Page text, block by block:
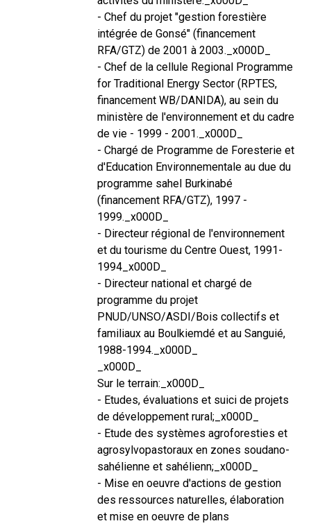
- Chef du projet "gestion forestière
intégrée de Gonsé" (financement
RFA/GTZ) de 2001 à 2003._x000D_
- Chef de la cellule Regional Programme
for Traditional Energy Sector (RPTES,
financement WB/DANIDA), au sein du
ministère de l'environnement et du cadre
de vie - 1999 - 2001._x000D_
- Chargé de Programme de Foresterie et
d'Education Environnementale au due du
programme sahel Burkinabé
(financement RFA/GTZ), 1997 -
1999._x000D_
- Directeur régional de l'environnement
et du tourisme du Centre Ouest, 1991-
1994_x000D_
- Directeur national et chargé de
programme du projet
PNUD/UNSO/ASDI/Bois collectifs et
familiaux au Boulkiemdé et au Sanguié,
1988-1994._x000D_
_x000D_
Sur le terrain:_x000D_
- Etudes, évaluations et suici de projets
de développement rural;_x000D_
- Etude des systèmes agroforesties et
agrosylvopastoraux en zones soudano-
sahélienne et sahélienn;_x000D_
- Mise en oeuvre d'actions de gestion
des ressources naturelles, élaboration
et mise en oeuvre de plans